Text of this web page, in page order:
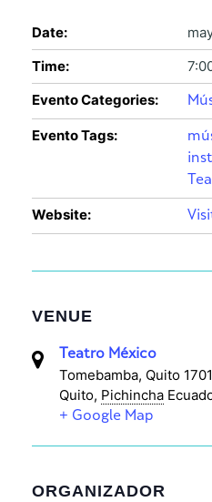
Date:
Time:
Evento Categories:
Evento Tags:
Website:
VENUE
Teatro México
Tomebamba, Quito
Quito, Pichincha
+ Google Map
ORGANIZADOR